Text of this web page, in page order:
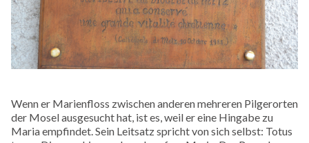
Wenn er Marienfloss zwischen anderen mehreren Pilgerorten
der Mosel ausgesucht hat, ist es, weil er eine Hingabe zu
Maria empfindet. Sein Leitsatz spricht von sich selbst: Totus